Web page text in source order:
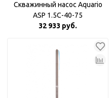
Скважинный насос Aquario
ASP 1.5С-40-75
32 933 руб.